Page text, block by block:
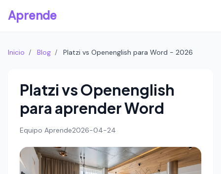
Aprende
Inicio / Blog / Platzi vs Openenglish para Word - 2026
Platzi vs Openenglish
para aprender Word
Equipo Aprende2026-04-24